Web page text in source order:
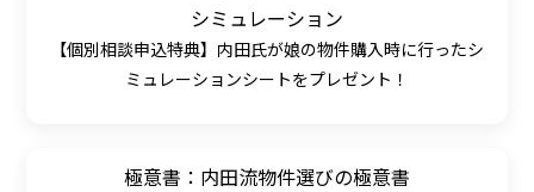
シミュレーション
【個別相談申込特典】内田氏が娘の物件購入時に行ったシ
ミュレーションシートをプレゼント！
極意書：内田流物件選びの極意書